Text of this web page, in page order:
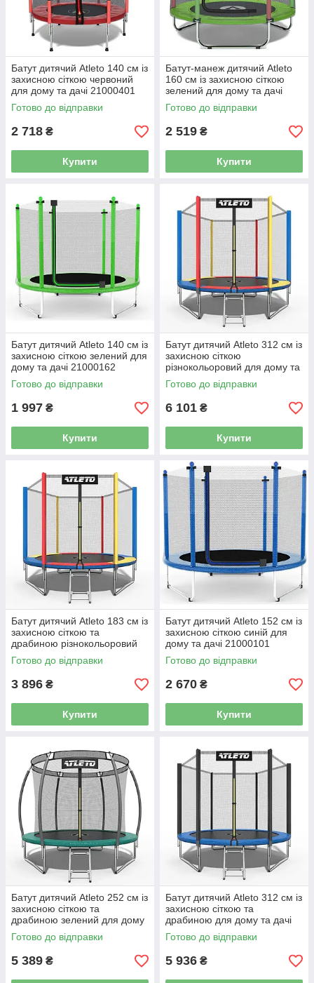
Батут дитячий Atleto 140 см із
захисною сіткою червоний
для дому та дачі 21000401
Готово до відправки
2 718 ₴
Купити
Батут-манеж дитячий Atleto
160 см із захисною сіткою
зелений для дому та дачі
42400220
Готово до відправки
2 519 ₴
Купити
Батут дитячий Atleto 140 см із
захисною сіткою зелений для
дому та дачі 21000162
Готово до відправки
1 997 ₴
Купити
Батут дитячий Atleto 312 см із
захисною сіткою
різнокольоровий для дому та
дачі 21000133
Готово до відправки
6 101 ₴
Купити
Батут дитячий Atleto 183 см із
захисною сіткою та
драбиною різнокольоровий
для дому та дачі 21000135
Готово до відправки
3 896 ₴
Купити
Батут дитячий Atleto 152 см із
захисною сіткою синій для
дому та дачі 21000101
Готово до відправки
2 670 ₴
Купити
Батут дитячий Atleto 252 см із
захисною сіткою та
драбиною зелений для дому
та дачі 21000803
Готово до відправки
5 389 ₴
Батут дитячий Atleto 312 см із
захисною сіткою та
драбиною для дому та дачі
20001001
Готово до відправки
5 936 ₴